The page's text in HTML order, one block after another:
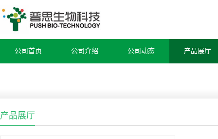
公司首页 公司介绍 公司动态 产品展厅
产品展厅